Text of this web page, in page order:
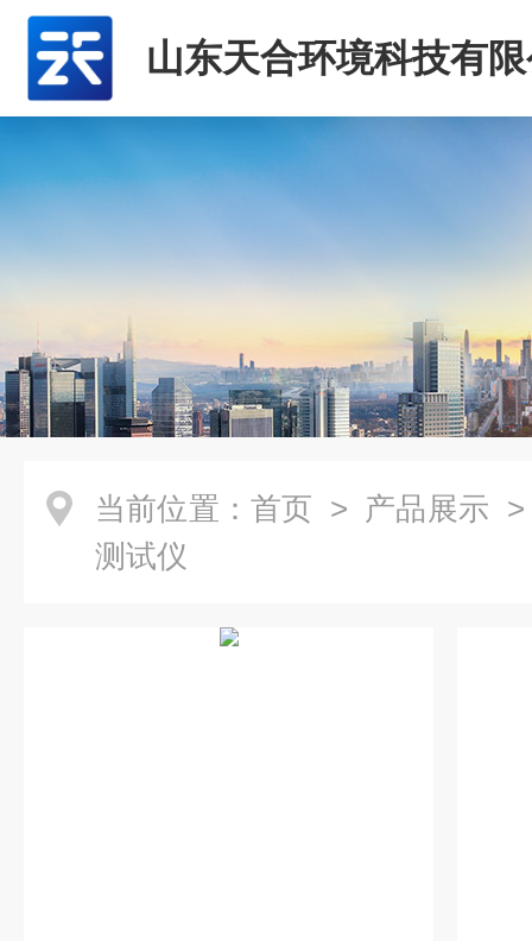
山东天合环境科技有
当前位置： 首页 > 产品展示
测试仪